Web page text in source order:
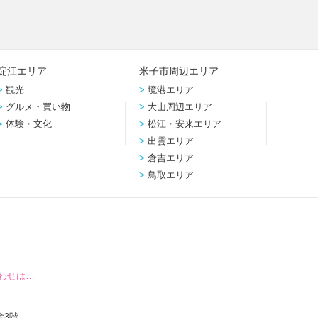
江エリア
観光
グルメ・買い物
体験・文化
米子市周辺エリア
境港エリア
大山周辺エリア
松江・安来エリア
出雲エリア
倉吉エリア
鳥取エリア
せは…